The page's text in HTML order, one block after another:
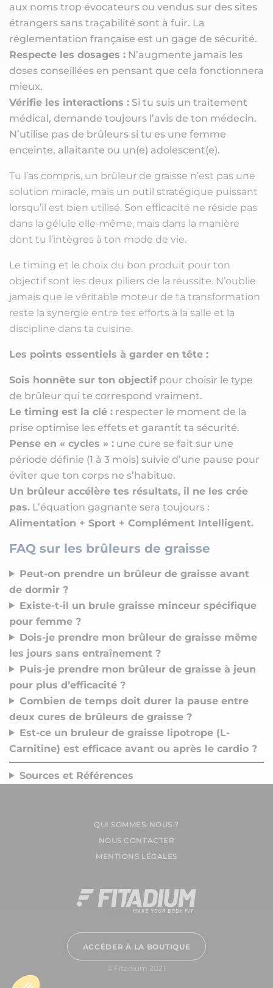
aux noms trop évocateurs ou vendus sur des sites
étrangers sans traçabilité sont à fuir. La
réglementation française est un gage de sécurité.
Respecte les dosages : N’augmente jamais les
doses conseillées en pensant que cela fonctionnera
mieux.
Vérifie les interactions : Si tu suis un traitement
médical, demande toujours l’avis de ton médecin.
N’utilise pas de brûleurs si tu es une femme
enceinte, allaitante ou un(e) adolescent(e).
Tu l’as compris, un brûleur de graisse n’est pas une
solution miracle, mais un outil stratégique puissant
lorsqu’il est bien utilisé. Son efficacité ne réside pas
dans la gélule elle-même, mais dans la manière
dont tu l’intègres à ton mode de vie.
Le timing et le choix du bon produit pour ton
objectif sont les deux piliers de la réussite. N’oublie
jamais que le véritable moteur de ta transformation
reste la synergie entre tes efforts à la salle et la
discipline dans ta cuisine.
Les points essentiels à garder en tête :
Sois honnête sur ton objectifpour choisir le type
de brûleur qui te correspond vraiment.
Le timing est la clé : respecter le moment de la
prise optimise les effets et garantit ta sécurité.
Pense en « cycles » : une cure se fait sur une
période définie (1 à 3 mois) suivie d’une pause pour
éviter que ton corps ne s’habitue.
Un brûleur accélère tes résultats, il ne les crée
pas. L’équation gagnante sera toujours :
Alimentation + Sport + Complément Intelligent.
FAQ sur les brûleurs de graisse
Peut-on prendre un brûleur de graisse avant
de dormir ?
Existe-t-il un brule graisse minceur spécifique
pour femme ?
Dois-je prendre mon brûleur de graisse même
les jours sans entraînement ?
Puis-je prendre mon brûleur de graisse à jeun
pour plus d’efficacité ?
Combien de temps doit durer la pause entre
deux cures de brûleurs de graisse ?
Est-ce un bruleur de graisse lipotrope (L-
Carnitine) est efficace avant ou après le cardio ?
Sources et Références
QUI SOMMES-NOUS ?
NOUS CONTACTER
MENTIONS LÉGALES
ACCÉDER À LA BOUTIQUE
©Fitadium 2021